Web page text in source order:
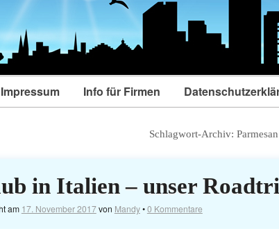
Impressum Info für Firmen
Schlagwort-Archiv:Parmesan
in Italien – unser
am 17. November 2017von Mandy•0 Kommentare